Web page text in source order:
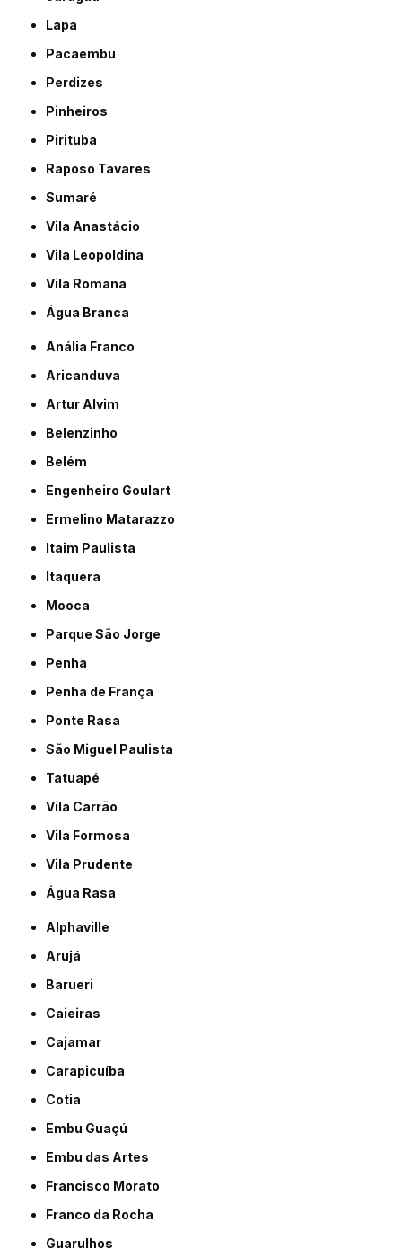
Lapa
Pacaembu
Perdizes
Pinheiros
Pirituba
Raposo Tavares
Sumaré
Vila Anastácio
Vila Leopoldina
Vila Romana
Água Branca
Anália Franco
Aricanduva
Artur Alvim
Belenzinho
Belém
Engenheiro Goulart
Ermelino Matarazzo
Itaim Paulista
Itaquera
Mooca
Parque São Jorge
Penha
Penha de França
Ponte Rasa
São Miguel Paulista
Tatuapé
Vila Carrão
Vila Formosa
Vila Prudente
Água Rasa
Alphaville
Arujá
Barueri
Caieiras
Cajamar
Carapicuíba
Cotia
Embu Guaçú
Embu das Artes
Francisco Morato
Franco da Rocha
Guarulhos